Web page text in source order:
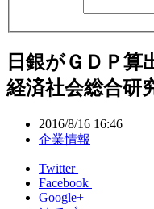
日銀がＧＤＰ
経済社会総合研
2016/8/16 16:46
企業情報
Twitter
Facebook
Google+